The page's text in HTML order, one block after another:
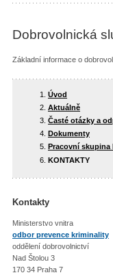
Dobrovolnická
Základní informace o
Úvod
Aktuálně
Časté otázky a
Dokumenty
Pracovní
KONTAKTY
Kontakty
Ministerstvo vnitra
odbor prevence kriminality
oddělení dobrovolnictví
Nad Štolou 3
170 34 Praha 7